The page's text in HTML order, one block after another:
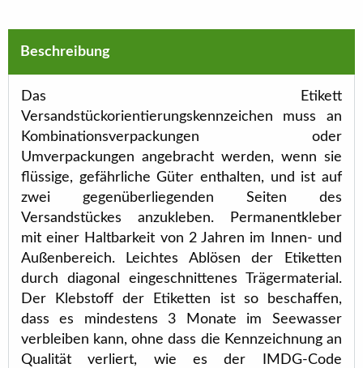
Beschreibung
Das Etikett
Versandstückorientierungskennzeichen muss an
Kombinationsverpackungen oder
Umverpackungen angebracht werden, wenn sie
flüssige, gefährliche Güter enthalten, und ist auf
zwei gegenüberliegenden Seiten des
Versandstückes anzukleben. Permanentkleber
mit einer Haltbarkeit von 2 Jahren im Innen- und
Außenbereich. Leichtes Ablösen der Etiketten
durch diagonal eingeschnittenes Trägermaterial.
Der Klebstoff der Etiketten ist so beschaffen,
dass es mindestens 3 Monate im Seewasser
verbleiben kann, ohne dass die Kennzeichnung an
Qualität verliert, wie es der IMDG-Code